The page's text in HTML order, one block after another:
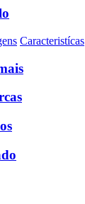
Caracteristícas